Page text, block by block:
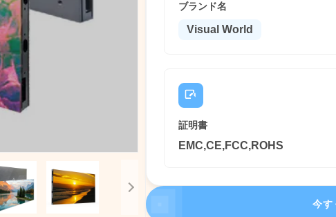
ブランド名
Visual World
証明書
EMC,CE,FCC,ROHS
今す